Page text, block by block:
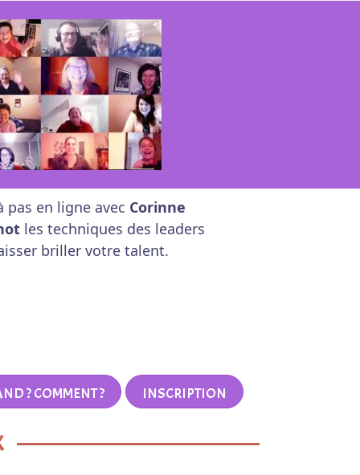
pas en ligne avec Corinne
les techniques des leaders
briller votre talent.
? COMMENT ? INSCRIPTION